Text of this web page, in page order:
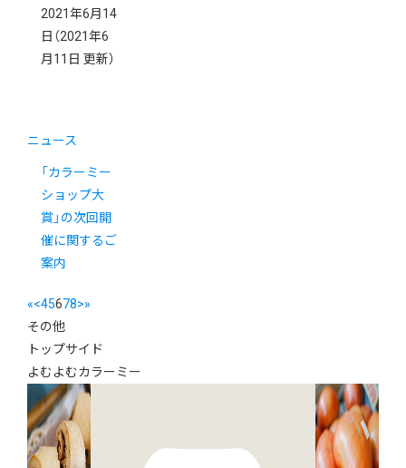
2021年6月14
日 （2021年6
月11日 更新）
ニュース
「カラーミー
ショップ大
賞」の次回開
催に関するご
案内
«<45678>»
その他
トップサイド
よむよむカラーミー